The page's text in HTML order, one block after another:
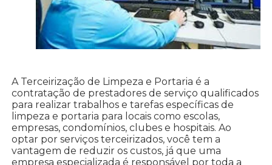
A Terceirização de Limpeza e Portaria é a
contratação de prestadores de serviço qualificados
para realizar trabalhos e tarefas específicas de
limpeza e portaria para locais como escolas,
empresas, condomínios, clubes e hospitais. Ao
optar por serviços terceirizados, você tem a
vantagem de reduzir os custos, já que uma
empresa especializada é responsável por toda a